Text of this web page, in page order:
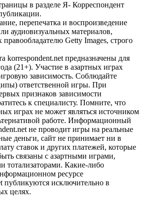
в разделе Я- Корреспондент
перепечатка и воспроизведение
аудиовизуальных материалов,
Getty Images, строго
korrespondent.net предназначены для
(21+). Участие в азартных играх
зависимость. Соблюдайте
ответственной игры. При
признаков зависимости
к специалисту. Помните, что
играх не может являться источником
работе. Информационный
не проводит игры на реальные
деньги, сайт не принимает ни в
ставок и других платежей, которые
связаны с азартными играми,
тотализаторами. Какие-либо
ресурсе
публикуются исключительно в
целях.